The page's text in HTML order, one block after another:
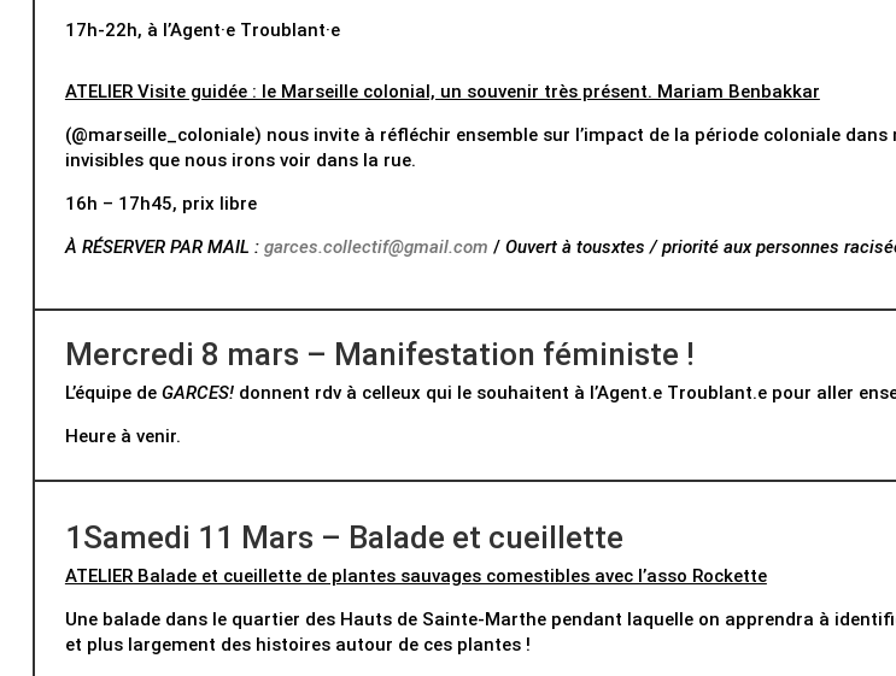
17h-22h, à l’Agent·e Troublant·e
ATELIER Visite guidée : le Marseille colonial, un souvenir très présent. Mariam Benbakkar
(@marseille_coloniale) nous invite à réfléchir ensemble sur l’impact de la période coloniale
invisibles que nous irons voir dans la rue.
16h – 17h45, prix libre
À RÉSERVER PAR MAIL : garces.collectif@gmail.com / Ouvert à tousxtes / priorité aux personnes
Mercredi 8 mars – Manifestation féministe !
L’équipe de GARCES! donnent rdv à celleux qui le souhaitent à l’Agent.e Troublant.e pour aller
Heure à venir.
1Samedi 11 Mars – Balade et cueillette
ATELIER Balade et cueillette de plantes sauvages comestibles avec l’asso Rockette
Une balade dans le quartier des Hauts de Sainte-Marthe pendant laquelle on apprendra à
et plus largement des histoires autour de ces plantes !